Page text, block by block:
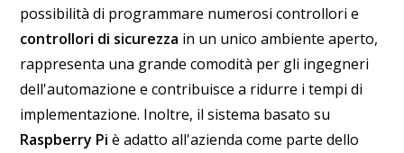
possibilità di programmare numerosi controllori e
controllori di sicurezza in un unico ambiente aperto,
rappresenta una grande comodità per gli ingegneri
dell'automazione e contribuisce a ridurre i tempi di
implementazione. Inoltre, il sistema basato su
Raspberry Piè adatto all'azienda come parte dello